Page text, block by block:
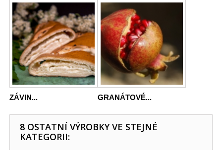
ZÁVIN... GRANÁTOVÉ...
8 OSTATNÍ VÝROBKY VE STEJNÉ
KATEGORII: